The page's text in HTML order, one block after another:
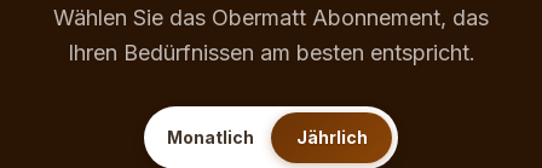
Wählen Sie das Obermatt Abonnement, das
Ihren Bedürfnissen am besten entspricht.
Monatlich Jährlich